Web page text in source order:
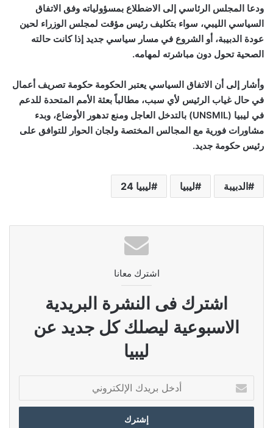
ودعا المجلس الرئاسي إلى الاضطلاع بمسؤولياته وفق الاتفاق
السياسي الليبي، سواء بتكليف رئيس مؤقت لمجلس الوزراء لحين
عودة الدبيبة، أو الشروع في مسار سياسي جديد إذا كانت حالته
الصحية تحول دون مباشرته لمهامه.
وأشار إلى أن الاتفاق السياسي يعتبر الحكومة حكومة تصريف أعمال
في حال غياب الرئيس لأي سبب، مطالباً بعثة الأمم المتحدة للدعم
في ليبيا (UNSMIL) بالتدخل العاجل ومنع تدهور الأوضاع، وبدء
مشاورات فورية مع المجالس المختصة ولجان الحوار للتوافق على
رئيس حكومة جديد.
الدبيبة ليبيا ليبيا 24
اشترك معانا
اشترك فى النشرة البريدية
الاسبوعية ليصلك كل جديد عن
ليبيا
بريدك
الإلكتروني